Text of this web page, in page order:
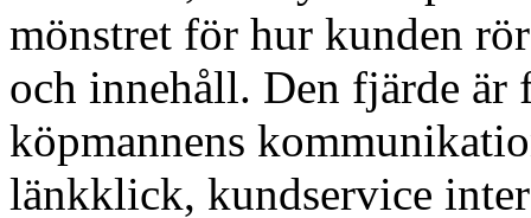
mönstret för hur kunden
och innehåll. Den fjärde är
köpmannens
länkklick, kundservice